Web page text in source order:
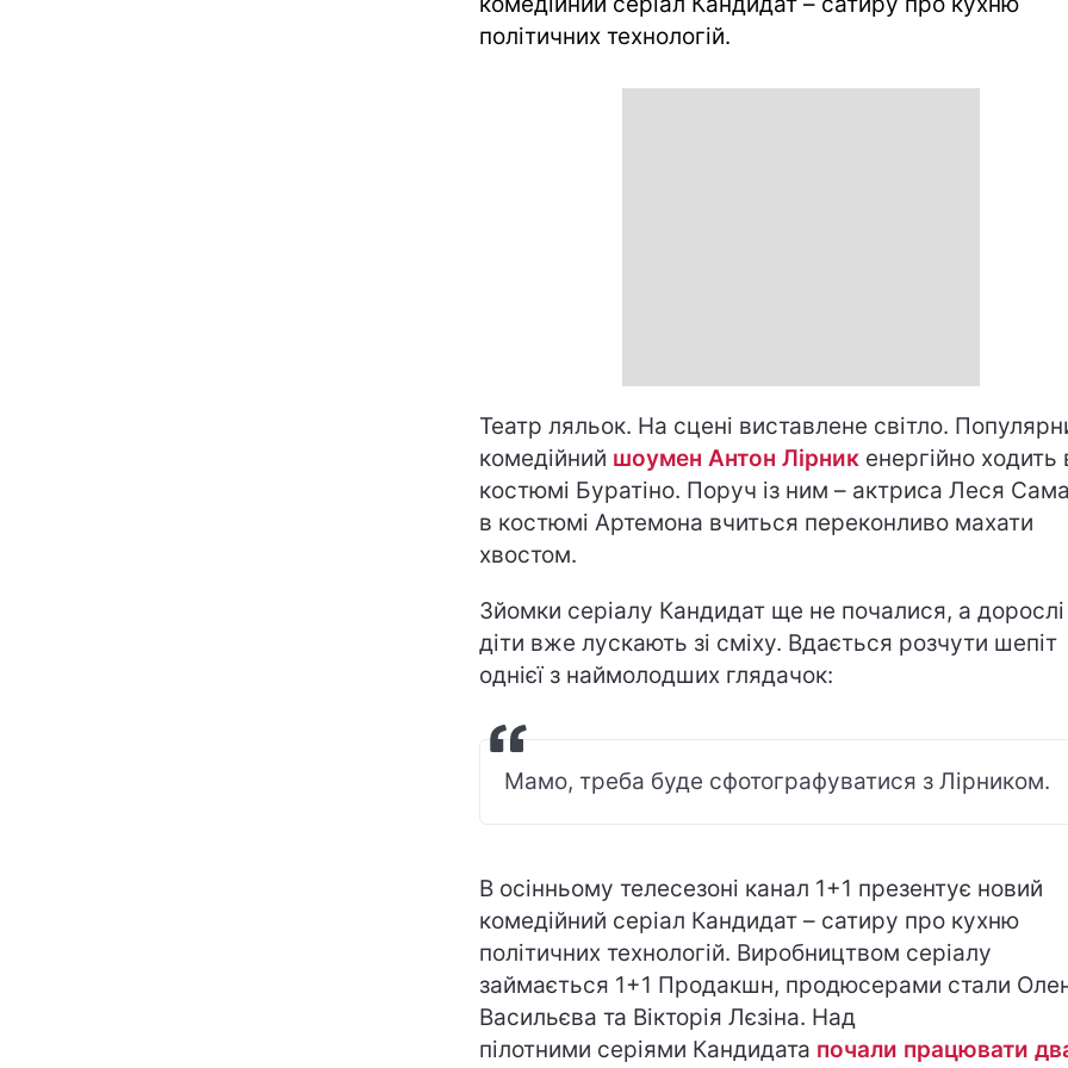
політичних технологій.
Театр ляльок. На сцені виставлене світло.
комедійний шоумен Антон Лірник енергійно ходить
костюмі Буратіно. Поруч із ним – актриса Леся
в костюмі Артемона вчиться переконливо махати
хвостом.
Зйомки серіалу Кандидат ще не почалися, а дорослі
діти вже лускають зі сміху. Вдається розчути шепіт
однієї з наймолодших глядачок:
Мамо, треба буде сфотографуватися з Лірником.
В осінньому телесезоні канал 1+1 презентує новий
комедійний серіал Кандидат – сатиру про кухню
політичних технологій. Виробництвом серіалу
займається 1+1 Продакшн, продюсерами стали
Васильєва та Вікторія Лєзіна. Над
пілотними серіями Кандидата почали працювати